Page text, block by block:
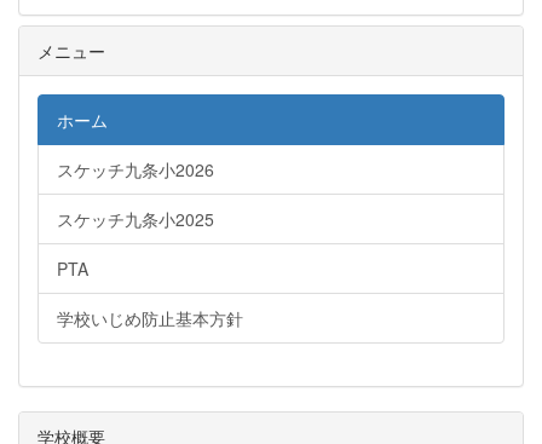
メニュー
ホーム
スケッチ九条小2026
スケッチ九条小2025
PTA
学校いじめ防止基本方針
学校概要